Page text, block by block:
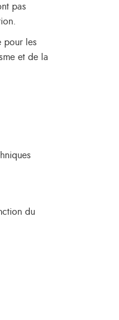
pas
pour les
et de la
du